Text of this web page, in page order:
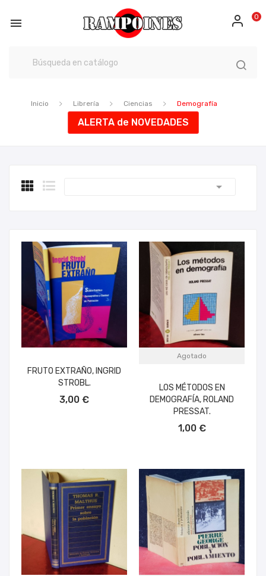
 0
Inicio Librería Ciencias Demografía
ALERTA de NOVEDADES

FRUTO EXTRAÑO, INGRID
STROBL.
3,00 €
Agotado
LOS MÉTODOS EN
DEMOGRAFÍA, ROLAND
PRESSAT.
1,00 €